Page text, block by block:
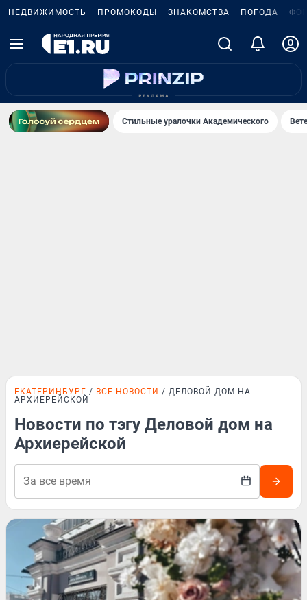
НЕДВИЖИМОСТЬ ПРОМОКОДЫ ЗНАКОМСТВА ПОГОДА
Стильные уралочки Академического
ЕКАТЕРИНБУРГ ВСЕ НОВОСТИ
ДЕЛОВОЙ ДОМ НА
АРХИЕРЕЙСКОЙ
Новости по тэгу Деловой дом на
Архиерейской